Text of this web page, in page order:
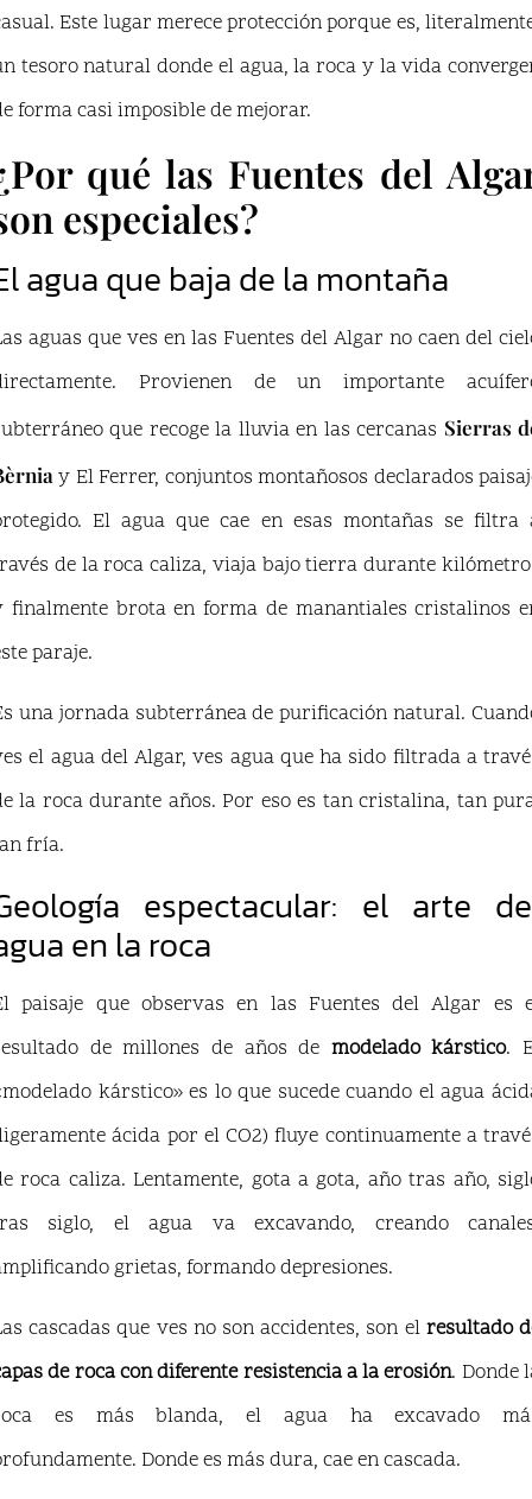
Este lugar merece protección porque es,
tesoro natural donde el agua, la roca y la vida
forma casi imposible de mejorar.
qué las Fuentes del
especiales?
agua que baja de la montaña
aguas que ves en las Fuentes del Algar no caen del
Provienen de un importante
que recoge la lluvia en las cercanas Sierras
y El Ferrer, conjuntos montañosos declarados
El agua que cae en esas montañas se filtra
de la roca caliza, viaja bajo tierra durante
finalmente brota en forma de manantiales cristalinos
paraje.
una jornada subterránea de purificación natural.
el agua del Algar, ves agua que ha sido filtrada a
la roca durante años. Por eso es tan cristalina, tan
fría.
espectacular: el arte
en la roca
paisaje que observas en las Fuentes del Algar es
de millones de años de modelado kárstico.
kárstico» es lo que sucede cuando el agua
ácida por el CO2) fluye continuamente a
roca caliza. Lentamente, gota a gota, año tras año,
siglo, el agua va excavando, creando
grietas, formando depresiones.
cascadas que ves no son accidentes, son el resultado
de roca con diferente resistencia a la erosión. Donde
es más blanda, el agua ha excavado
Donde es más dura, cae en cascada.